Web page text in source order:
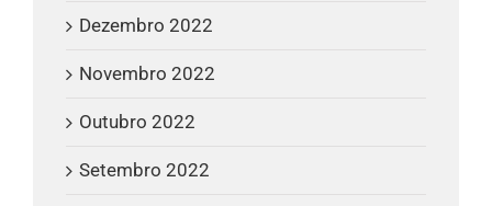
Dezembro 2022
Novembro 2022
Outubro 2022
Setembro 2022